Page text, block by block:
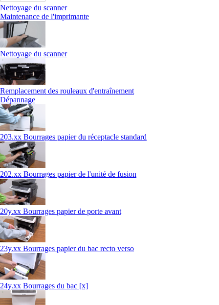
Nettoyage du scanner
Maintenance de l'imprimante
Nettoyage du scanner
Remplacement des rouleaux d'entraînement
Dépannage
203.xx Bourrages papier du réceptacle standard
202.xx Bourrages papier de l'unité de fusion
20y.xx Bourrages papier de porte avant
23y.xx Bourrages papier du bac recto verso
24y.xx Bourrages du bac [x]